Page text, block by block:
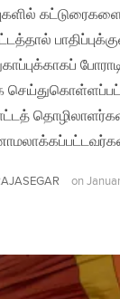
கட்டுரைகளை
on